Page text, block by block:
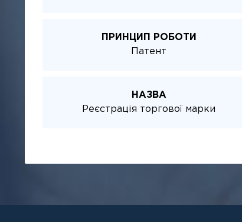
ПРИНЦИП РОБОТИ
Патент
НАЗВА
Реєстрація торгової марки